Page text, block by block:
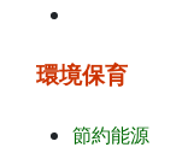
環境保育
節約能源